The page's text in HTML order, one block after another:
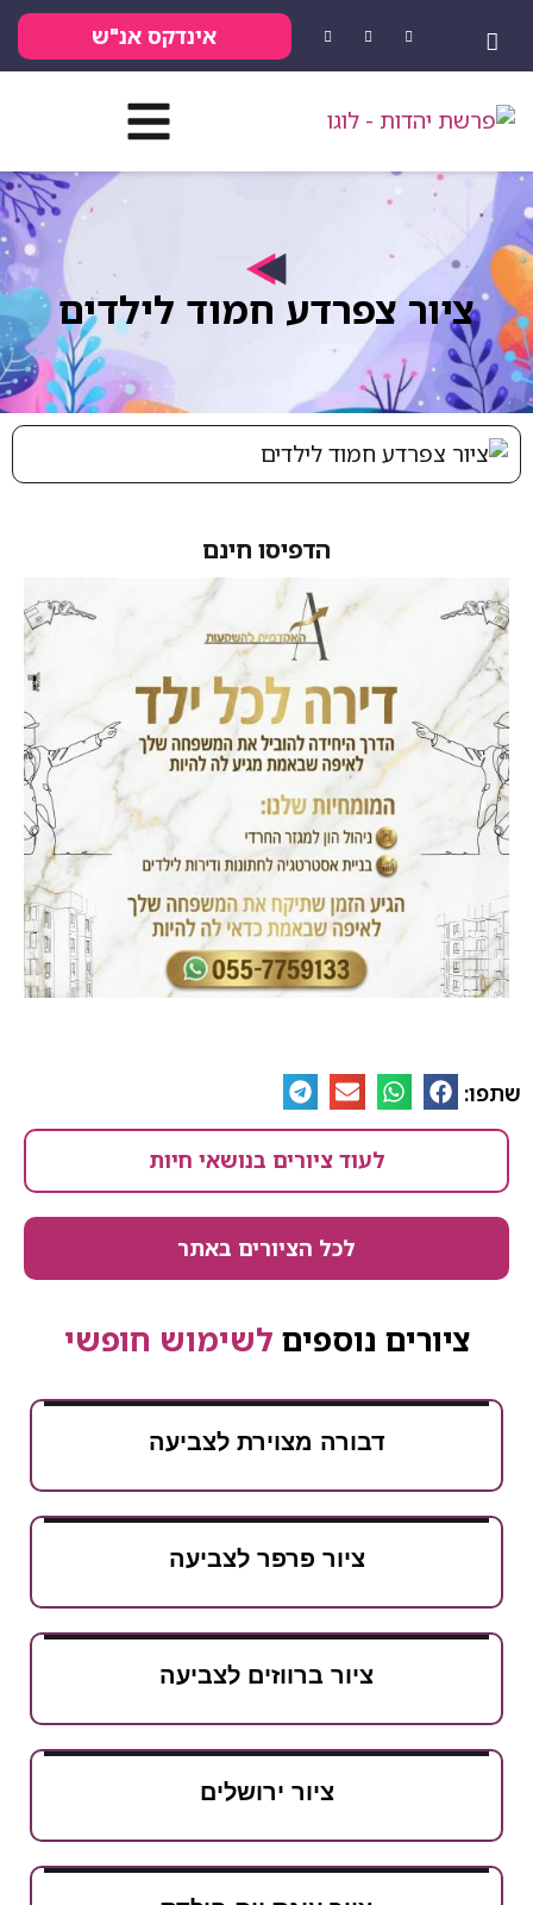
אינדקס אנ"ש
ציור צפרדע חמוד לילדים
הדפיסו חינם
שתפו:
לעוד ציורים בנושאי חיות
לכל הציורים באתר
ציורים נוספים לשימוש חופשי
דבורה מצוירת לצביעה
ציור פרפר לצביעה
ציור ברווזים לצביעה
ציור ירושלים